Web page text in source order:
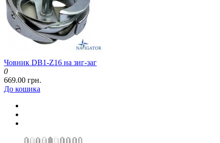
Човник DB1-Z16 на зиг-заг
0
669.00 грн.
До кошика